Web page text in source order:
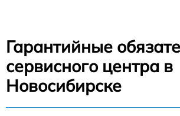
Гарантийные
сервисного центра в
Новосибирске